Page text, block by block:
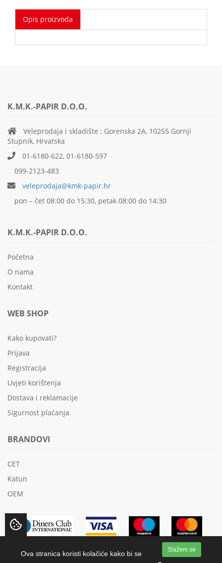
Opis proizvoda
K.M.K.-PAPIR D.O.O.
Veleprodaja i skladište : Gorenska 2A, 10255 Gornji
Stupnik, Hrvatska
01-6180-622, 01-6180-597
099-2123-483
veleprodaja@kmk-papir.hr
pon – čet 08:00 do 15:30, petak 08:00 do 14:30
K.M.K.-PAPIR D.O.O.
Početna
O nama
Kontakt
WEB SHOP
Kako kupovati?
Prijava
Registracija
Uvjeti korištenja
Dostava i reklamacije
Sigurnost plaćanja
BRANDOVI
CET
Katun
OEM
Ova stranica koristi kolačiće kako bi se Slažem se